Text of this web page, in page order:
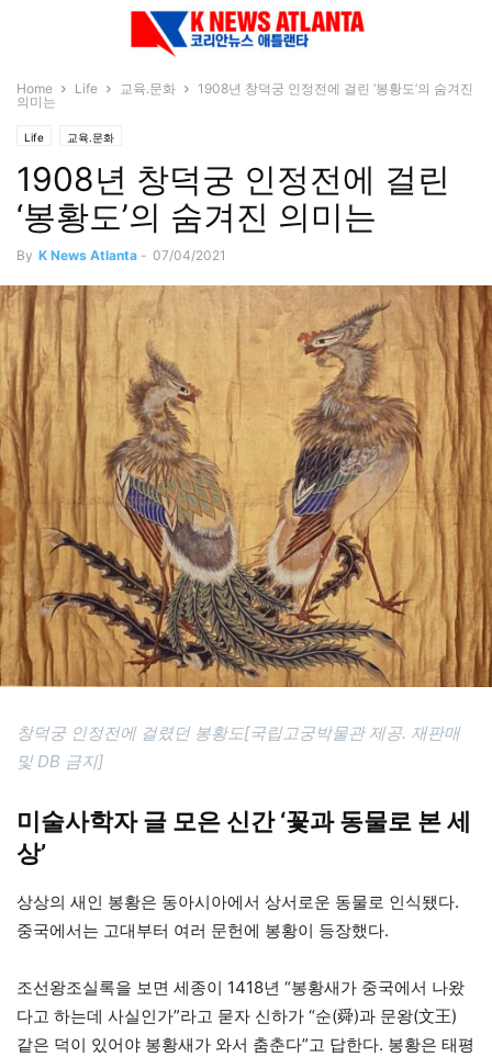
Home Life 교육.문화
1908년 창덕궁 인정전에 걸린 ‘봉황도’의 숨겨진
의미는
Life 교육.문화
1908년 창덕궁 인정전에 걸린
‘봉황도’의 숨겨진 의미는
By K News Atlanta - 07/04/2021
창덕궁 인정전에 걸렸던 봉황도[국립고궁박물관 제공. 재판매
및 DB 금지]
미술사학자 글 모은 신간 ‘꽃과 동물로 본 세
상’
상상의 새인 봉황은 동아시아에서 상서로운 동물로 인식됐다.
중국에서는 고대부터 여러 문헌에 봉황이 등장했다.
조선왕조실록을 보면 세종이 1418년 “봉황새가 중국에서 나왔
다고 하는데 사실인가”라고 묻자 신하가 “순(舜)과 문왕(文王)
같은 덕이 있어야 봉황새가 와서 춤춘다”고 답한다. 봉황은 태평